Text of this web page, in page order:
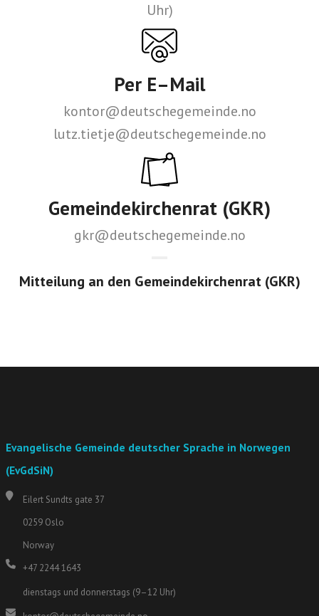
Uhr)
Per E–Mail
kontor@deutschegemeinde.no
lutz.tietje@deutschegemeinde.no
Gemeindekirchenrat (GKR)
gkr@deutschegemeinde.no
Mitteilung an den Gemeindekirchenrat (GKR)
Evangelische Gemeinde deutscher Sprache in Norwegen
(EvGdSiN)
Eilert Sundts gate 37
0259 Oslo
Norway
+47 2244 1643
dienstags und donnerstags (9–12 Uhr)